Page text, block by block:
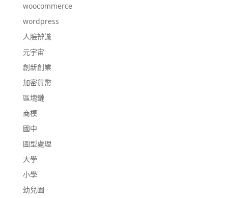
woocommerce
wordpress
人臉辨識
元宇宙
創新創業
加密貨幣
區塊鏈
商模
國中
圖型處理
大學
小學
幼兒園